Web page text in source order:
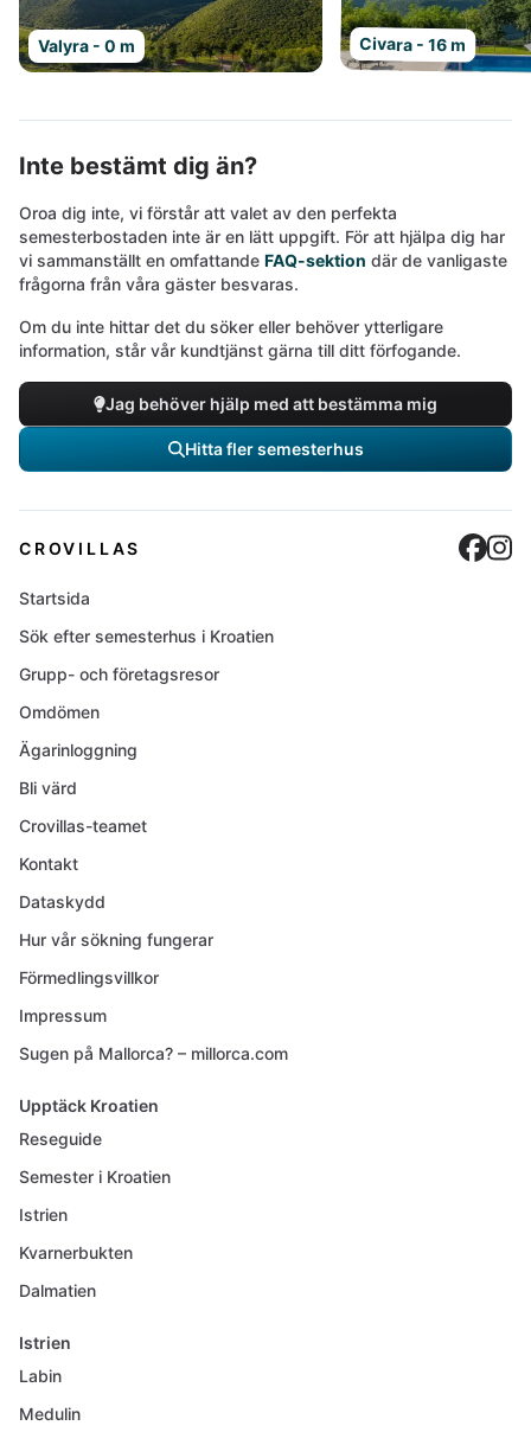
Valyra - 0 m Civara - 16 m
Inte bestämt dig än?
Oroa dig inte, vi förstår att valet av den perfekta
semesterbostaden inte är en lätt uppgift. För att hjälpa dig har
vi sammanställt en omfattande FAQ-sektion där de vanligaste
frågorna från våra gäster besvaras.
Om du inte hittar det du söker eller behöver ytterligare
information, står vår kundtjänst gärna till ditt förfogande.
Jag behöver hjälp med att bestämma mig
Hitta fler semesterhus
CROVILLAS
Startsida
Sök efter semesterhus i Kroatien
Grupp- och företagsresor
Omdömen
Ägarinloggning
Bli värd
Crovillas-teamet
Kontakt
Dataskydd
Hur vår sökning fungerar
Förmedlingsvillkor
Impressum
Sugen på Mallorca? – millorca.com
Upptäck Kroatien
Reseguide
Semester i Kroatien
Istrien
Kvarnerbukten
Dalmatien
Istrien
Labin
Medulin